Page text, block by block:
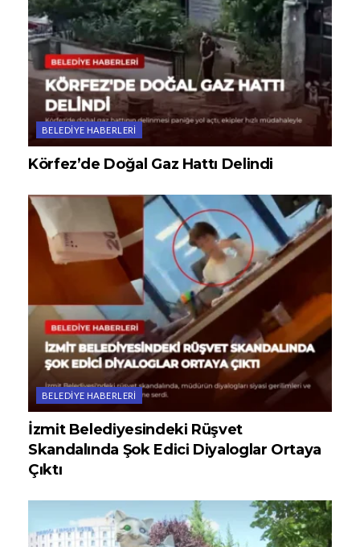
BELEDIYE HABERLERI
Körfez’de Doğal Gaz Hattı Delindi
BELEDIYE HABERLERI
İzmit Belediyesindeki Rüşvet
Skandalında Şok Edici Diyaloglar Ortaya
Çıktı